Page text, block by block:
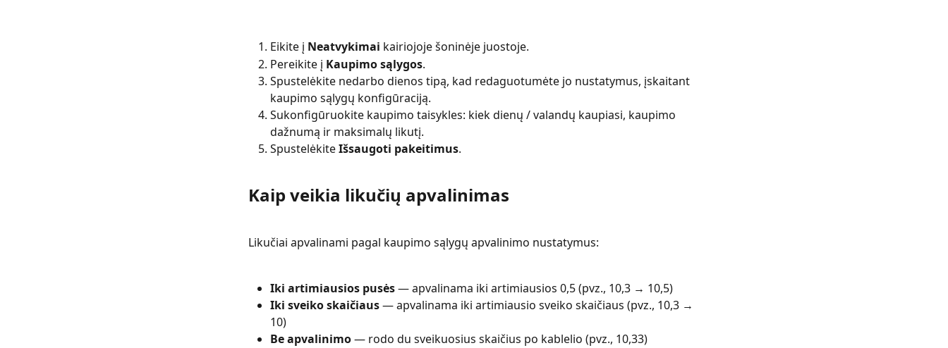
Eikite į Neatvykimai kairiojoje šoninėje juostoje.
Pereikite į Kaupimo sąlygos.
Spustelėkite nedarbo dienos tipą, kad redaguotumėte jo nustatymus, įskaitant
kaupimo sąlygų konfigūraciją.
Sukonfigūruokite kaupimo taisykles: kiek dienų / valandų kaupiasi, kaupimo
dažnumą ir maksimalų likutį.
Spustelėkite Išsaugoti pakeitimus.
Kaip veikia likučių apvalinimas
Likučiai apvalinami pagal kaupimo sąlygų apvalinimo nustatymus:
Iki artimiausios pusės — apvalinama iki artimiausios 0,5 (pvz., 10,3 → 10,5)
Iki sveiko skaičiaus — apvalinama iki artimiausio sveiko skaičiaus (pvz., 10,3 →
10)
Be apvalinimo — rodo du sveikuosius skaičius po kablelio (pvz., 10,33)